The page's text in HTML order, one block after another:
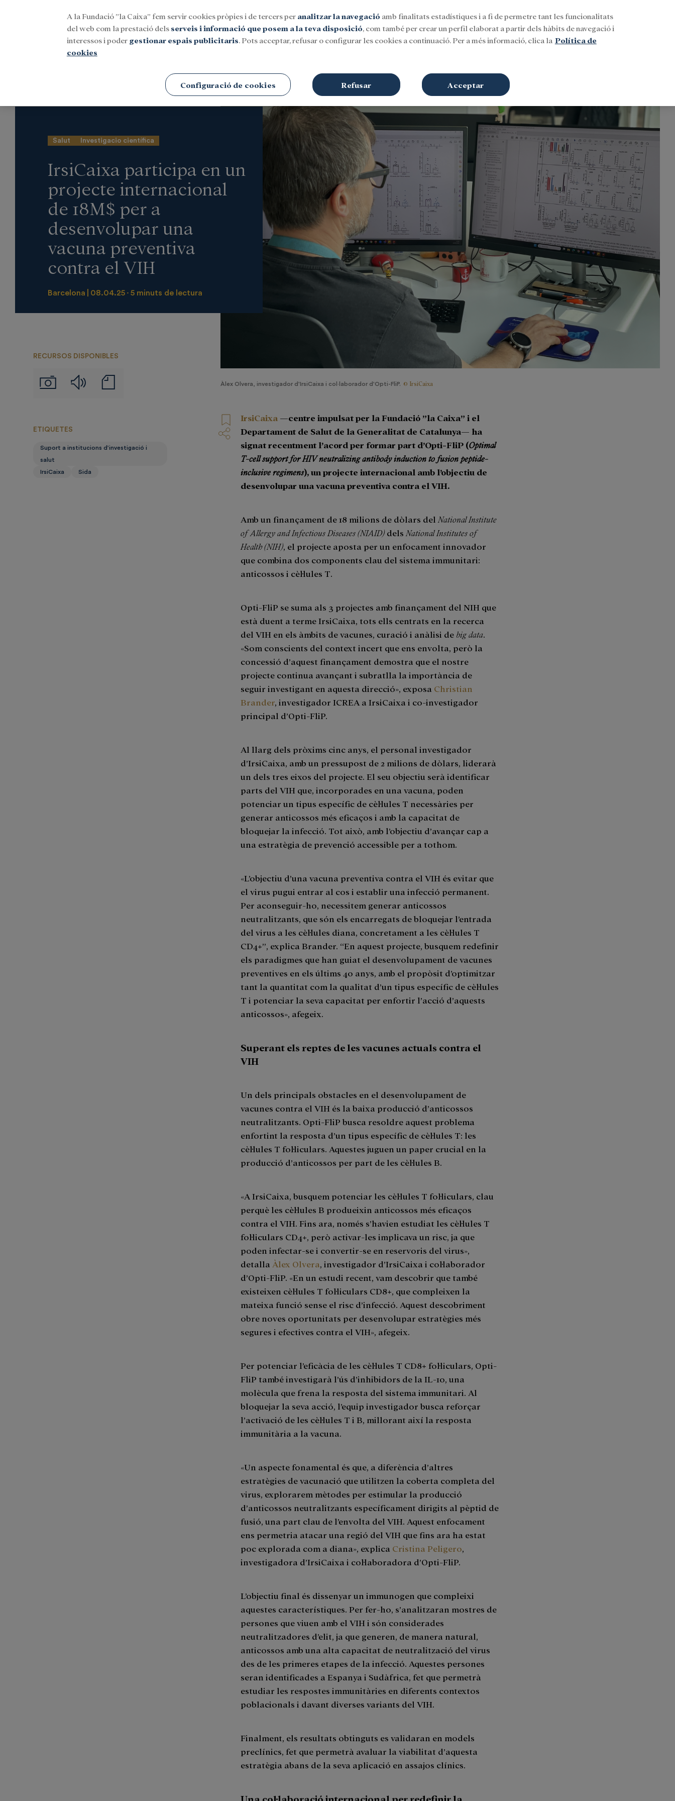
Iniciar sessió Buscar
Investigació i beques
Àlex Olvera, investigador d'IrsiCaixa i col·laborador d'Opti-FliP. © IrsiCaixa
Salut Investigacio científica
IrsiCaixa participa en un
projecte internacional
de 18M$ per a
desenvolupar una
vacuna preventiva
contra el VIH
Barcelona 08.04.25 5 minuts de lectura
RECURSOS DISPONIBLES
ImágenesAudios
de
IrsiCaixa —centre impulsat per la Fundació ”la Caixa” i el
Departament de Salut de la Generalitat de Catalunya— ha
signat recentment l’acord per formar part d’Opti-FliP (Optimal
T-cell support for HIV neutralizing antibody induction to fusion peptide-
inclusive regimens), un projecte internacional amb l’objectiu de
desenvolupar una vacuna preventiva contra el VIH.
Amb un finançament de 18 milions de dòlars del National Institute
of Allergy and Infectious Diseases (NIAID) dels National Institutes of
Health (NIH), el projecte aposta per un enfocament innovador
que combina dos components clau del sistema immunitari:
anticossos i cèl·lules T.
Opti-FliP se suma als 3 projectes amb finançament del NIH que
està duent a terme IrsiCaixa, tots ells centrats en la recerca
del VIH en els àmbits de vacunes, curació i anàlisi de big data.
«Som conscients del context incert que ens envolta, però la
concessió d’aquest finançament demostra que el nostre
projecte continua avançant i subratlla la importància de
seguir investigant en aquesta direcció», exposa Christian
Brander, investigador ICREA a IrsiCaixa i co-investigador
principal d’Opti-FliP.
Al llarg dels pròxims cinc anys, el personal investigador
d’IrsiCaixa, amb un pressupost de 2 milions de dòlars, liderarà
un dels tres eixos del projecte. El seu objectiu serà identificar
parts del VIH que, incorporades en una vacuna, poden
potenciar un tipus específic de cèl·lules T necessàries per
generar anticossos més eficaços i amb la capacitat de
bloquejar la infecció. Tot això, amb l’objectiu d’avançar cap a
una estratègia de prevenció accessible per a tothom.
«L’objectiu d’una vacuna preventiva contra el VIH és evitar que
el virus pugui entrar al cos i establir una infecció permanent.
Per aconseguir-ho, necessitem generar anticossos
neutralitzants, que són els encarregats de bloquejar l’entrada
del virus a les cèl·lules diana, concretament a les cèl·lules T
CD4+”, explica Brander. “En aquest projecte, busquem redefinir
els paradigmes que han guiat el desenvolupament de vacunes
preventives en els últims 40 anys, amb el propòsit d’optimitzar
tant la quantitat com la qualitat d’un tipus específic de cèl·lules
T i potenciar la seva capacitat per enfortir l’acció d’aquests
anticossos», afegeix.
Superant els reptes de les vacunes actuals contra el
VIH
Un dels principals obstacles en el desenvolupament de
vacunes contra el VIH és la baixa producció d’anticossos
neutralitzants. Opti-FliP busca resoldre aquest problema
enfortint la resposta d’un tipus específic de cèl·lules T: les
cèl·lules T fol·liculars. Aquestes juguen un paper crucial en la
producció d’anticossos per part de les cèl·lules B.
«A IrsiCaixa, busquem potenciar les cèl·lules T fol·liculars, clau
perquè les cèl·lules B produeixin anticossos més eficaços
contra el VIH. Fins ara, només s’havien estudiat les cèl·lules T
fol·liculars CD4+, però activar-les implicava un risc, ja que
poden infectar-se i convertir-se en reservoris del virus»,
detalla Àlex Olvera, investigador d’IrsiCaixa i col·laborador
d’Opti-FliP. «En un estudi recent, vam descobrir que també
existeixen cèl·lules T fol·liculars CD8+, que compleixen la
mateixa funció sense el risc d’infecció. Aquest descobriment
obre noves oportunitats per desenvolupar estratègies més
segures i efectives contra el VIH», afegeix.
Per potenciar l’eficàcia de les cèl·lules T CD8+ fol·liculars, Opti-
FliP també investigarà l’ús d’inhibidors de la IL-10, una
molècula que frena la resposta del sistema immunitari. Al
bloquejar la seva acció, l’equip investigador busca reforçar
l’activació de les cèl·lules T i B, millorant així la resposta
immunitària a la vacuna.
«Un aspecte fonamental és que, a diferència d’altres
estratègies de vacunació que utilitzen la coberta completa del
virus, explorarem mètodes per estimular la producció
d’anticossos neutralitzants específicament dirigits al pèptid de
fusió, una part clau de l’envolta del VIH. Aquest enfocament
ens permetria atacar una regió del VIH que fins ara ha estat
poc explorada com a diana», explica Cristina Peligero,
investigadora d’IrsiCaixa i col·laboradora d’Opti-FliP.
L’objectiu final és dissenyar un immunogen que compleixi
aquestes característiques. Per fer-ho, s’analitzaran mostres de
persones que viuen amb el VIH i són considerades
neutralitzadores d’elit, ja que generen, de manera natural,
anticossos amb una alta capacitat de neutralització del virus
des de les primeres etapes de la infecció. Aquestes persones
seran identificades a Espanya i Sudàfrica, fet que permetrà
estudiar les respostes immunitàries en diferents contextos
poblacionals i davant diverses variants del VIH.
Finalment, els resultats obtinguts es validaran en models
preclínics, fet que permetrà avaluar la viabilitat d’aquesta
estratègia abans de la seva aplicació en assajos clínics.
Una col·laboració internacional per redefinir la
ETIQUETES
Suport a institucions d’investigació i
salut
IrsiCaixa
Sida
A la Fundació ”la Caixa” fem servir cookies pròpies i de tercers per analitzar la navegació amb finalitats estadístiques i a fi de permetre tant les funcionalitats
del web com la prestació dels serveis i informació que posem a la teva disposició, com també per crear un perfil elaborat a partir dels hàbits de navegació i
interessos i poder gestionar espais publicitaris. Pots acceptar, refusar o configurar les cookies a continuació. Per a més informació, clica la Política de
cookies
Configuració de cookies Refusar Acceptar